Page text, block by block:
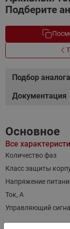
Подберите
Подбор аналога
Документация
Основное
Все
Количество фаз
Класс защиты
Напряжение
Ток, А
Управляющий